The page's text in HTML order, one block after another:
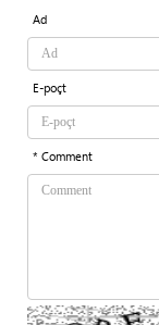
Ad
E-poçt
* Comment